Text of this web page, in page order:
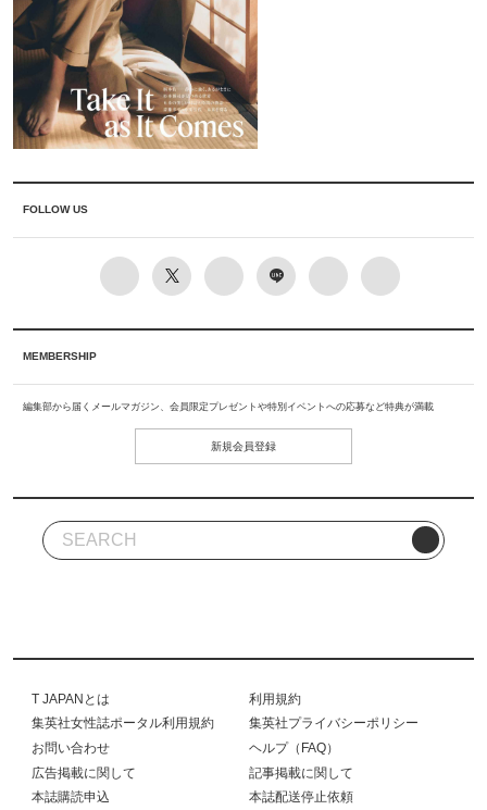
FOLLOW US
MEMBERSHIP
編集部から届くメールマガジン、会員限定プレゼントや特別イベントへの応募など特典が満載
新規会員登録
T JAPANとは
利用規約
集英社女性誌ポータル利用規約
集英社プライバシーポリシー
お問い合わせ
ヘルプ（FAQ）
広告掲載に関して
記事掲載に関して
本誌購読申込
本誌配送停止依頼